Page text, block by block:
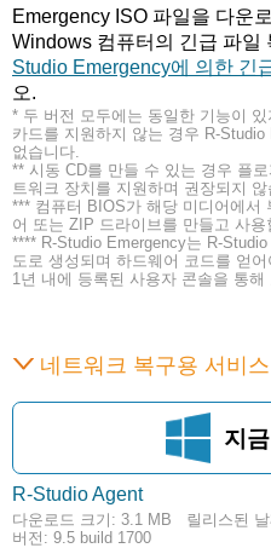
Emergency ISO 파일을 다운
Windows 컴퓨터의 긴급 파일
Studio Emergency에 의한 긴
오.
* 두 버전 모두에는 동일한 기능이
카드를 지원하지 않는 경우 R-
없습니다.
** 시동 CD를 만들 수 있는 경우 플
트워크 장치를 지원하며 권장되지 않
*** 컴퓨터 BIOS가 해당 미디어에서
어 또는 ZIP 드라이브를 만들고 사용
**** R-Studio Emergency는 R-
도로 생성되며 하드웨어 코드를 얻
1년 내에 등록된 사용자 콘솔을 통해
네트워크 복구용 서비
지
R-Studio Agent
다운로드 크기: 3.1 MB
릴리스된
버전: 9.5 build 1700